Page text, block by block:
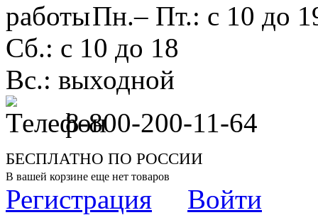
Пн.– Пт.: с 10 до
Сб.: с 10 до 18
Вс.: выходной
8-800-200-11-64
БЕСПЛАТНО ПО РОССИИ
В вашей корзине еще нет товаров
Регистрация
Войти